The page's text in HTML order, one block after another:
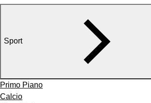
Sport
Primo Piano
Calcio